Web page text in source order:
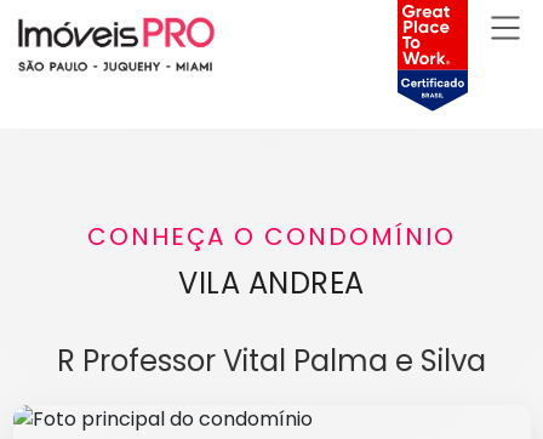
CONHEÇA O CONDOMÍNIO
VILA ANDREA
R Professor Vital Palma e Silva